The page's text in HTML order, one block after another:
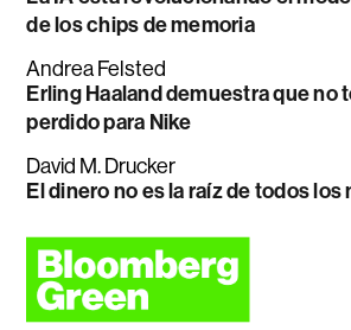
de los chips de memoria
Andrea Felsted
Erling Haaland demuestra que no
perdido para Nike
David M. Drucker
El dinero no es la raíz de todos